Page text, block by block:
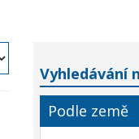
Vyhledávání
Podle země